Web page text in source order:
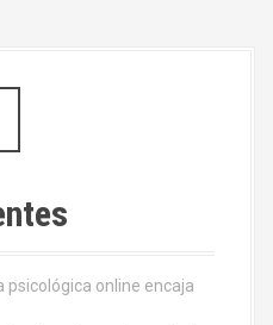
psicológica online encaja